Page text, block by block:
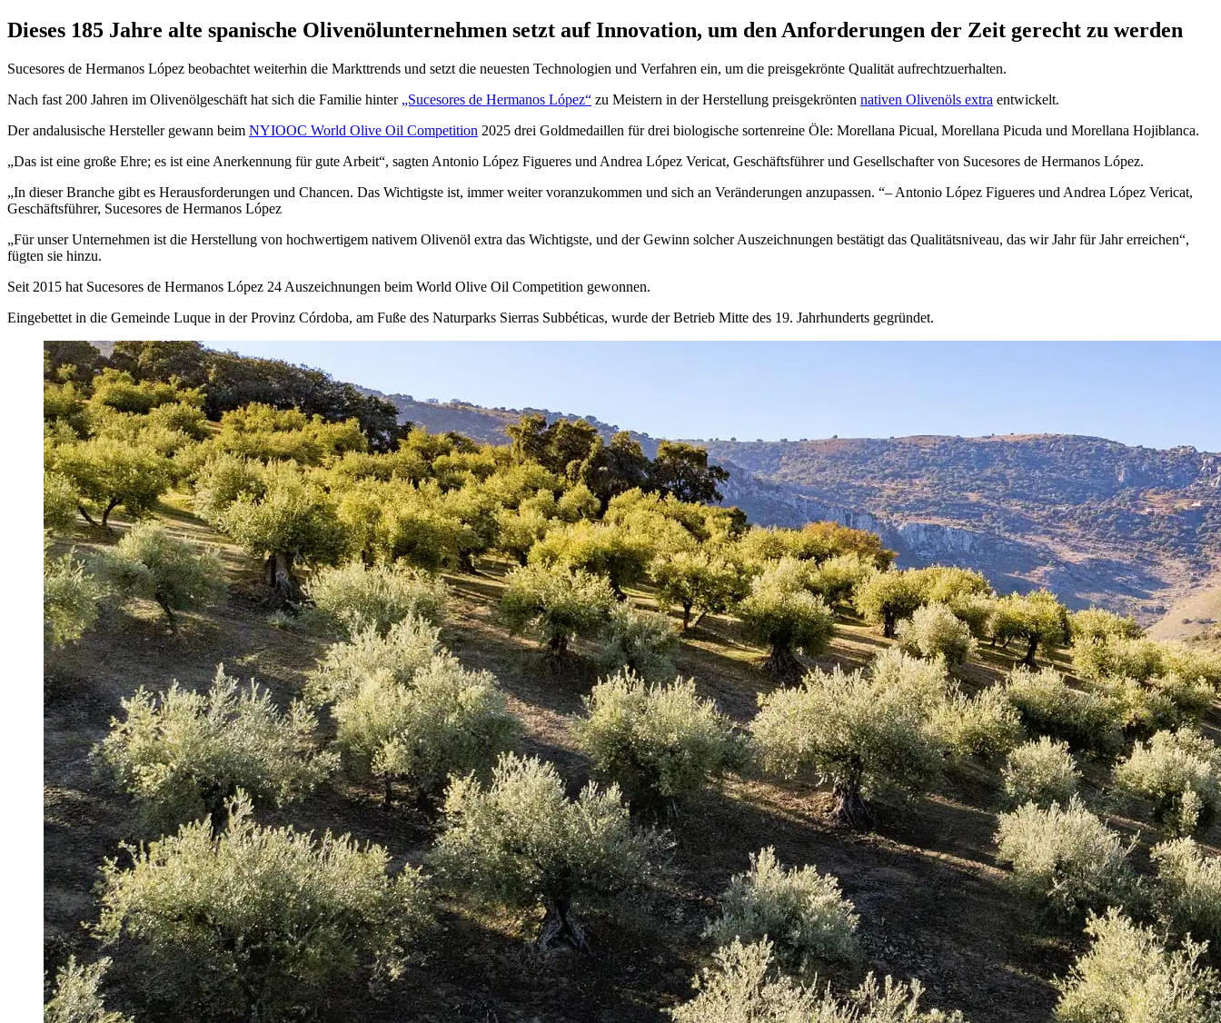
Dieses 185 Jahre alte spanische Olivenölunternehmen setzt auf Innovation, um den Anforderungen der Zeit gerecht zu werden
Sucesores de Hermanos López beobachtet weiterhin die Markttrends und setzt die neuesten Technologien und Verfahren ein, um die preisgekrönte Qualität aufrechtzuerhalten.
Nach fast 200 Jahren im Olivenölgeschäft hat sich die Familie hinter „Sucesores de Hermanos López“ zu Meistern in der Herstellung preisgekrönten nativen Olivenöls extra entwickelt.
Der andalusische Hersteller gewann beim NYIOOC World Olive Oil Competition 2025 drei Goldmedaillen für drei biologische sortenreine Öle: Morellana Picual, Morellana Picuda und Morellana Hojiblanca.
„Das ist eine große Ehre; es ist eine Anerkennung für gute Arbeit“, sagten Antonio López Figueres und Andrea López Vericat, Geschäftsführer und Gesellschafter von Sucesores de Hermanos López.
In dieser Branche gibt es Heraus­forderungen und Chan­cen. Das Wichtig­ste ist, immer weiter vor­anzukommen und sich an Ver­änderungen anzupassen.
– Antonio López Figueres und Andrea López Vericat,
Geschäfts­führer, Sucesores de Hermanos López
„Für unser Unternehmen ist die Herstellung von hochwertigem nativem Olivenöl extra das Wichtigste, und der Gewinn solcher Auszeichnungen bestätigt das Qualitätsniveau, das wir Jahr für Jahr erreichen“,
fügten sie hinzu.
Seit 2015 hat Sucesores de Hermanos López 24 Auszeichnungen beim World Olive Oil Competition gewonnen.
Eingebettet in die Gemeinde Luque in der Provinz Córdoba, am Fuße des Naturparks Sierras Subbéticas, wurde der Betrieb Mitte des 19. Jahrhunderts gegründet.